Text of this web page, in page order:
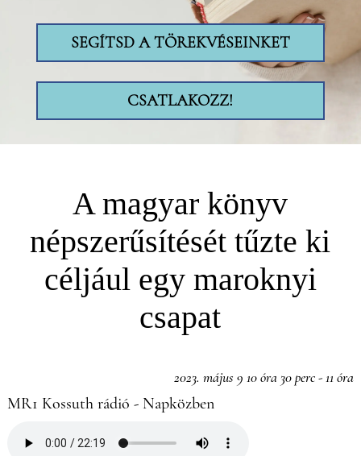
SEGÍTSD A TÖREKVÉSEINKET
CSATLAKOZZ!
A magyar könyv
népszerűsítését tűzte ki
céljául egy maroknyi
csapat
2023. május 9 10 óra 30 perc - 11 óra
MR1 Kossuth rádió - Napközben